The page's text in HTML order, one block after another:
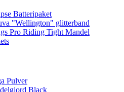
Batteripaket
"Wellington" glitterband
Pro Riding Tight Mandel
Pulver
Black